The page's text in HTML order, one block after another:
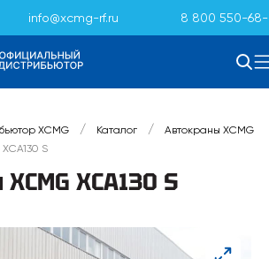
info@xcmg-rf.ru 8 800 550-68-
XCMG / Каталог / Автокраны XCMG
S
XCA130 S